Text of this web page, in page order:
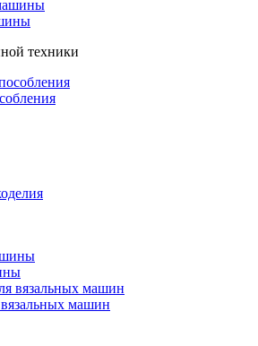
техники
машин